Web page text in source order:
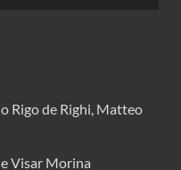
Rigo de Righi, Matteo
Visar Morina